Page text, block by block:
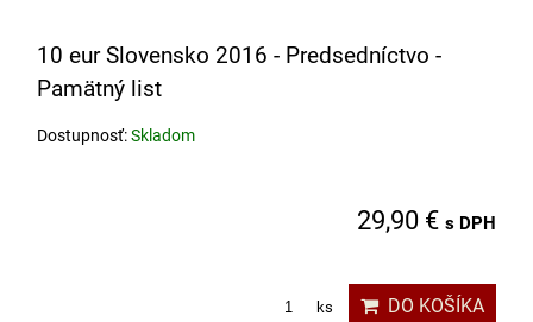
10 eur Slovensko 2016 - Predsedníctvo -
Pamätný list
Dostupnosť:Skladom
29,90 € s DPH
ks DO KOŠÍKA